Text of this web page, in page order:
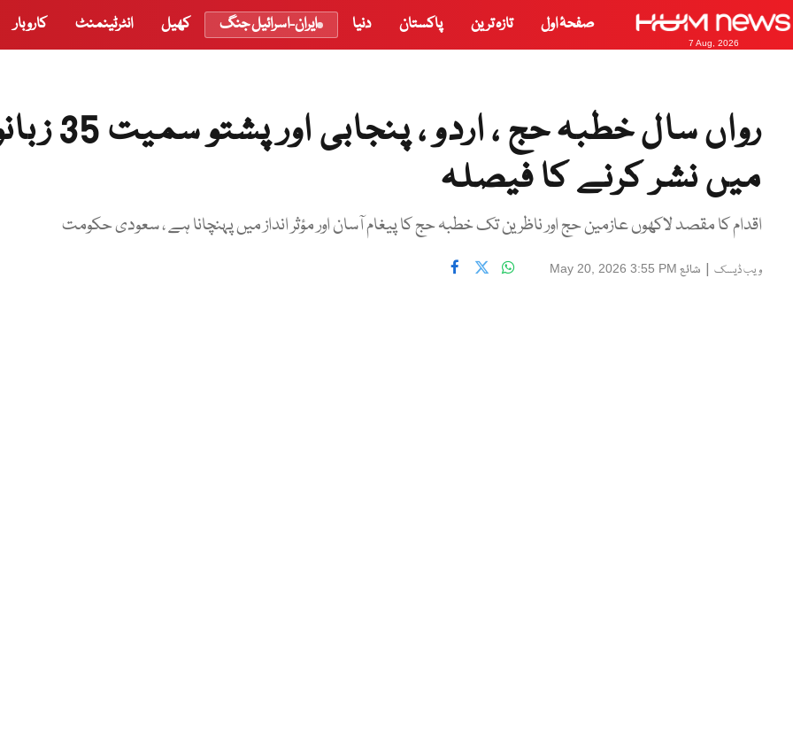
7 Aug, 2026
صفحۂ اول تازہ ترین پاکستان دنیا ایران-اسرائیل جنگ کھیل انٹرٹینمنٹ کاروبار
رواں سال خطبہ حج ، اردو ،
میں نشر کرنے کا فیصلہ
اقدام کا مقصد لاکھوں عازمین حج اور ناظرین تک خطبہ حج کا پیغام آسان اور مؤثر انداز میں پہنچانا ہے ، سعودی حکومت
ویب ڈیسک | شائع May 20, 2026 3:55 PM